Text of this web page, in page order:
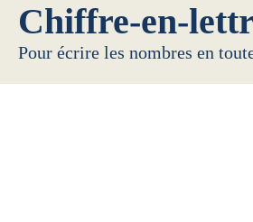
Chiffre-en-
Pour écrire les nombres en